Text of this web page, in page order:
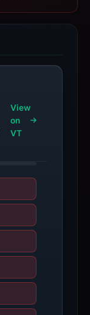
View
on
VT